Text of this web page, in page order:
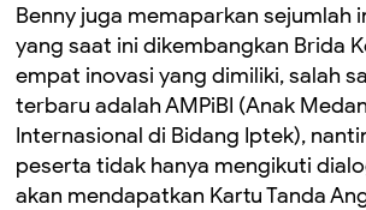
Benny juga memaparkan sejumlah
yang saat ini dikembangkan Brida
empat inovasi yang dimiliki, salah
terbaru adalah AMPiBI (Anak
Internasional di Bidang Iptek),
peserta tidak hanya mengikuti
akan mendapatkan Kartu Tanda